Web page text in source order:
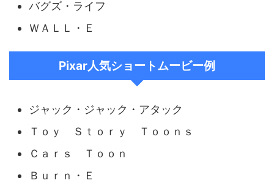
バグズ・ライフ
ＷＡＬＬ・Ｅ
Pixar人気ショートムービー例
ジャック・ジャック・アタック
Ｔｏｙ Ｓｔｏｒｙ Ｔｏｏｎｓ
Ｃａｒｓ Ｔｏｏｎ
Ｂｕｒｎ・Ｅ